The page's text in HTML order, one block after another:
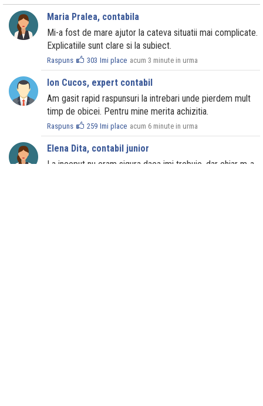
Maria Pralea, contabila
Mi-a fost de mare ajutor la cateva situatii mai complicate.
Explicatiile sunt clare si la subiect.
Raspuns 303 Imi place acum 3 minute in urma
Ion Cucos, expert contabil
Am gasit rapid raspunsuri la intrebari unde pierdem mult
timp de obicei. Pentru mine merita achizitia.
Raspuns 259 Imi place acum 6 minute in urma
Elena Dita, contabil junior
La inceput nu eram sigura daca imi trebuie, dar chiar m-a